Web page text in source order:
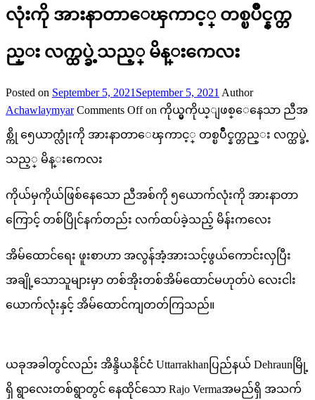
လုံးကို အားနာတာေၾကာင့္ တစ္ၿပိဳင္နက္တ
ည္း လက္ထပ္ခဲ့သည့္ မိန္းကေလး
Posted on September 5, 2021 September 5, 2021 Author
Achawlaymyar Comments Offon ကိုယ္မွကိုယ္ျဖစ္ေနေသာ ညီအ
စ္ကို ၅ေယာက္လုံးကို အားနာတာေၾကာင့္ တစ္ၿပိဳင္နက္တည္း လက္ထပ္ခဲ့
သည့္ မိန္းကေလး
ကိုယ်မှကိုယ်ဖြစ်နေသော ညီအစ်ကို ၅ယောက်လုံးကို အားနာတာ
ကြောင့် တစ်ပြိုင်နက်တည်း လက်ထပ်ခဲ့သည့် မိန်းကလေး
အိမ်ထောင်ရေး ဖူးစာဟာ အလွန်အံ့အားသင့်ဖွယ်ကောင်းလှပြီး
အချို့သောသူများမှာ တစ်အိုးတစ်အိမ်ထောင်မဟုတ်ပဲ လေးငါး
ယောက်လုံးနှင့် အိမ်ထောင်ကျတတ်ကြသည်။
ယခုအခါတွင်လည်း အိန္ဒိယနိုင်ငံ Uttarrakhanပြည်နယ် Dehraunမြို့
ရှိ ရွာလေးတစ်ရွာတွင် နေထိုင်သော Rajo Vermaအမည်ရှိ အသက်